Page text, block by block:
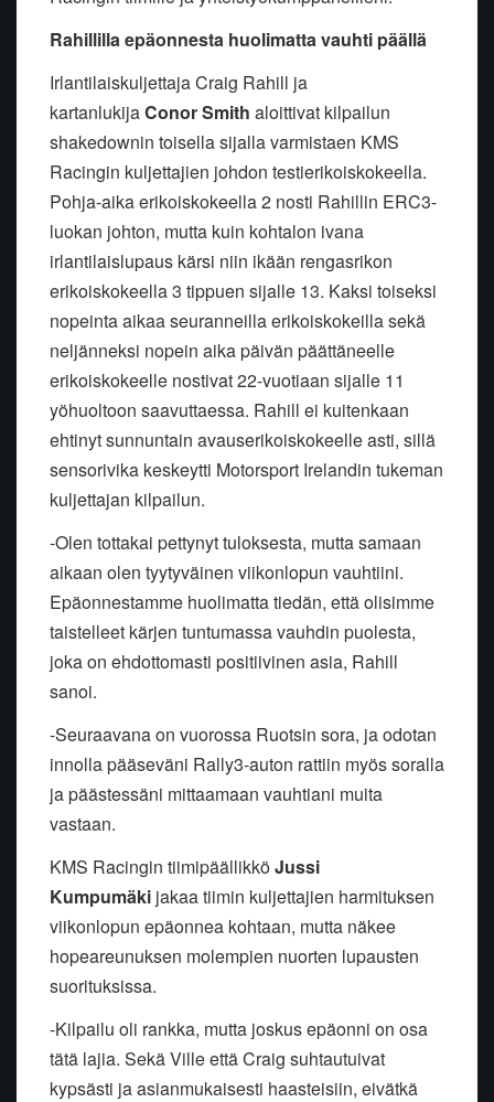
Rahillilla epäonnesta huolimatta vauhti päällä
Irlantilaiskuljettaja Craig Rahill ja
kartanlukijaConor Smith aloittivat kilpailun
shakedownin toisella sijalla varmistaen KMS
Racingin kuljettajien johdon testierikoiskokeella.
Pohja-aika erikoiskokeella 2 nosti Rahillin ERC3-
luokan johton, mutta kuin kohtalon ivana
irlantilaislupaus kärsi niin ikään rengasrikon
erikoiskokeella 3 tippuen sijalle 13. Kaksi toiseksi
nopeinta aikaa seuranneilla erikoiskokeilla sekä
neljänneksi nopein aika päivän päättäneelle
erikoiskokeelle nostivat 22-vuotiaan sijalle 11
yöhuoltoon saavuttaessa. Rahill ei kuitenkaan
ehtinyt sunnuntain avauserikoiskokeelle asti, sillä
sensorivika keskeytti Motorsport Irelandin tukeman
kuljettajan kilpailun.
-Olen tottakai pettynyt tuloksesta, mutta samaan
aikaan olen tyytyväinen viikonlopun vauhtiini.
Epäonnestamme huolimatta tiedän, että olisimme
taistelleet kärjen tuntumassa vauhdin puolesta,
joka on ehdottomasti positiivinen asia, Rahill
sanoi.
-Seuraavana on vuorossa Ruotsin sora, ja odotan
innolla pääseväni Rally3-auton rattiin myös soralla
ja päästessäni mittaamaan vauhtiani muita
vastaan.
KMS Racingin tiimipäällikköJussi
Kumpumäki jakaa tiimin kuljettajien harmituksen
viikonlopun epäonnea kohtaan, mutta näkee
hopeareunuksen molempien nuorten lupausten
suorituksissa.
-Kilpailu oli rankka, mutta joskus epäonni on osa
tätä lajia. Sekä Ville että Craig suhtautuivat
kypsästi ja asianmukaisesti haasteisiin, eivätkä